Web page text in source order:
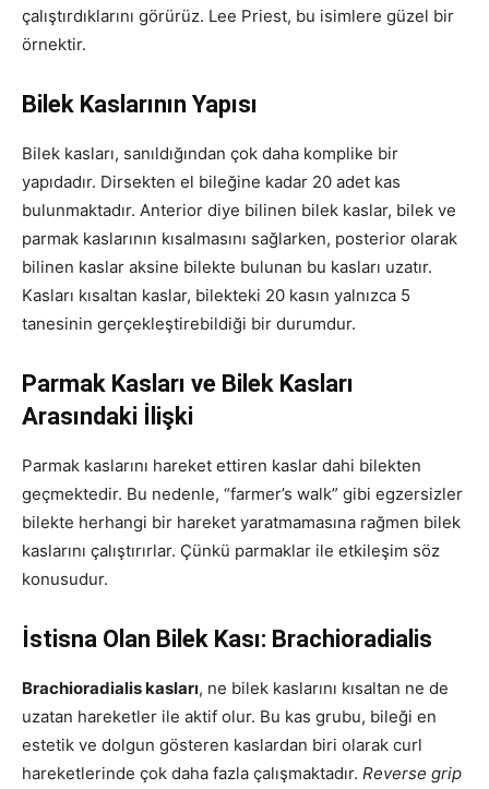
çalıştırdıklarını görürüz. Lee Priest, bu isimlere güzel bir
örnektir.
Bilek Kaslarının Yapısı
Bilek kasları, sanıldığından çok daha komplike bir
yapıdadır. Dirsekten el bileğine kadar 20 adet kas
bulunmaktadır. Anterior diye bilinen bilek kaslar, bilek ve
parmak kaslarının kısalmasını sağlarken, posterior olarak
bilinen kaslar aksine bilekte bulunan bu kasları uzatır.
Kasları kısaltan kaslar, bilekteki 20 kasın yalnızca 5
tanesinin gerçekleştirebildiği bir durumdur.
Parmak Kasları ve Bilek Kasları
Arasındaki İlişki
Parmak kaslarını hareket ettiren kaslar dahi bilekten
geçmektedir. Bu nedenle, “farmer’s walk” gibi egzersizler
bilekte herhangi bir hareket yaratmamasına rağmen bilek
kaslarını çalıştırırlar. Çünkü parmaklar ile etkileşim söz
konusudur.
İstisna Olan Bilek Kası: Brachioradialis
Brachioradialis kasları, ne bilek kaslarını kısaltan ne de
uzatan hareketler ile aktif olur. Bu kas grubu, bileği en
estetik ve dolgun gösteren kaslardan biri olarak curl
hareketlerinde çok daha fazla çalışmaktadır. Reverse grip